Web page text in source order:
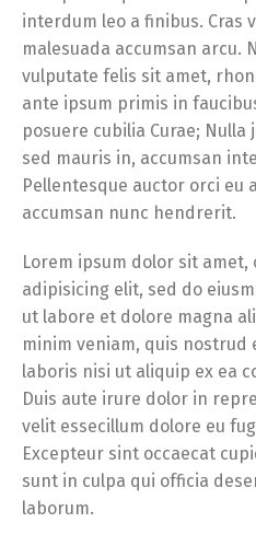
interdum leo a finibus. Cras
malesuada accumsan arcu.
vulputate felis sit amet,
ante ipsum primis in
posuere cubilia Curae;
sed mauris in, accumsan
Pellentesque auctor orci eu
accumsan nunc hendrerit.
Lorem ipsum dolor sit amet,
adipisicing elit, sed do
ut labore et dolore magna
minim veniam, quis nostrud
laboris nisi ut aliquip ex ea
Duis aute irure dolor in
velit essecillum dolore eu
Excepteur sint occaecat
sunt in culpa qui officia
laborum.